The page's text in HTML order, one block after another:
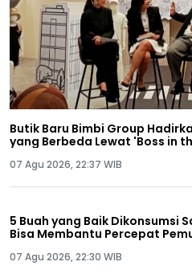
Butik Baru Bimbi Group
yang Berbeda Lewat 'Boss in
07 Agu 2026, 22:37 WIB
5 Buah yang Baik Dikonsumsi
Bisa Membantu Percepat
07 Agu 2026, 22:30 WIB